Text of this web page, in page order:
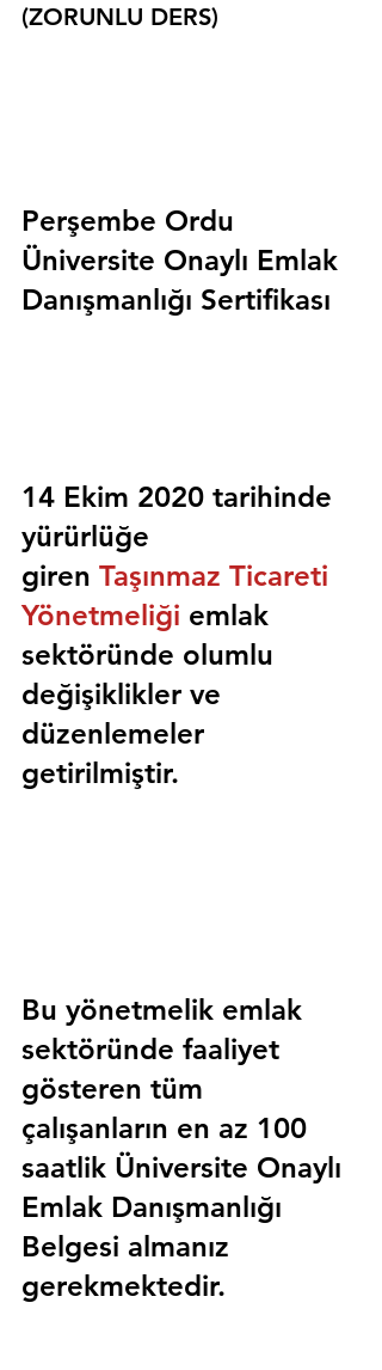
(ZORUNLU DERS)
Perşembe Ordu
Üniversite Onaylı Emlak
Danışmanlığı Sertifikası
14 Ekim 2020 tarihinde
yürürlüğe
giren Taşınmaz Ticareti
Yönetmeliği emlak
sektöründe olumlu
değişiklikler ve
düzenlemeler
getirilmiştir.
Bu yönetmelik emlak
sektöründe faaliyet
gösteren tüm
çalışanların en az 100
saatlik Üniversite Onaylı
Emlak Danışmanlığı
Belgesi almanız
gerekmektedir.